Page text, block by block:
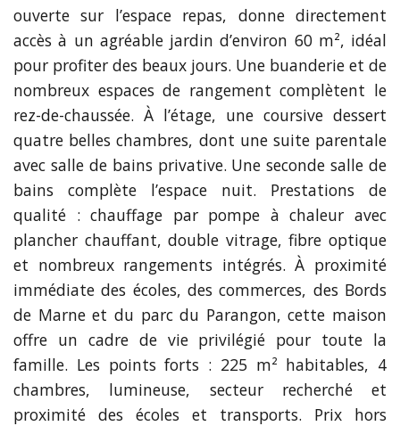
ouverte sur l’espace repas, donne directement
accès à un agréable jardin d’environ 60 m², idéal
pour profiter des beaux jours. Une buanderie et de
nombreux espaces de rangement complètent le
rez-de-chaussée. À l’étage, une coursive dessert
quatre belles chambres, dont une suite parentale
avec salle de bains privative. Une seconde salle de
bains complète l’espace nuit. Prestations de
qualité : chauffage par pompe à chaleur avec
plancher chauffant, double vitrage, fibre optique
et nombreux rangements intégrés. À proximité
immédiate des écoles, des commerces, des Bords
de Marne et du parc du Parangon, cette maison
offre un cadre de vie privilégié pour toute la
famille. Les points forts : 225 m² habitables, 4
chambres, lumineuse, secteur recherché et
proximité des écoles et transports. Prix hors